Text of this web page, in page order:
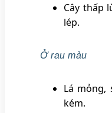
Cây thấp
lép.
Ở rau màu
Lá mỏng,
kém.